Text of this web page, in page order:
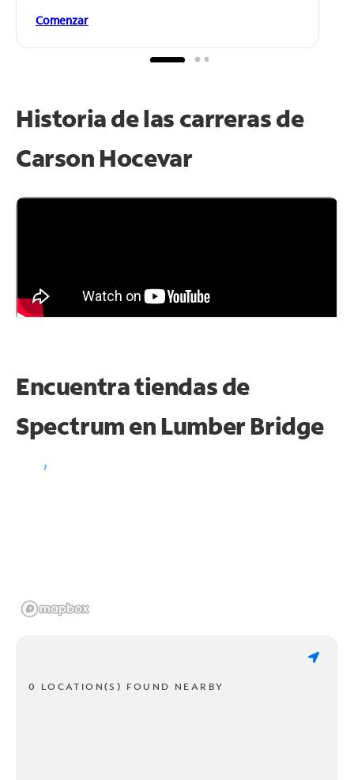
Comenzar
Historia de las carreras de
Carson Hocevar
Encuentra tiendas de
Spectrum en Lumber Bridge
0 LOCATION(S) FOUND NEARBY